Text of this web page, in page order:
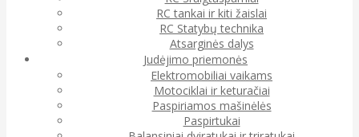
RC tankai ir kiti žaislai
RC Statybų technika
Atsarginės dalys
Judėjimo priemonės
Elektromobiliai vaikams
Motociklai ir keturačiai
Paspiriamos mašinėlės
Paspirtukai